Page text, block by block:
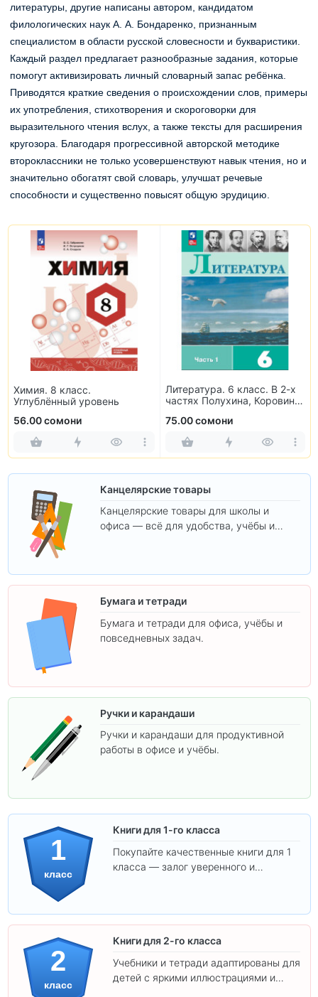
литературы, другие написаны автором, кандидатом
филологических наук А. А. Бондаренко, признанным
специалистом в области русской словесности и букваристики.
Каждый раздел предлагает разнообразные задания, которые
помогут активизировать личный словарный запас ребёнка.
Приводятся краткие сведения о происхождении слов, примеры
их употребления, стихотворения и скороговорки для
выразительного чтения вслух, а также тексты для расширения
кругозора. Благодаря прогрессивной авторской методике
второклассники не только усовершенствуют навык чтения, но и
значительно обогатят свой словарь, улучшат речевые
способности и существенно повысят общую эрудицию.
Химия. 8 класс.
Углублённый уровень
56.00 сомони
Литература. 6 класс. В 2-х
частях Полухина, Коровина,
75.00 сомони
Канцелярские товары
Канцелярские товары для школы и
офиса — всё для удобства, учёбы и
Бумага и тетради
Бумага и тетради для офиса, учёбы и
повседневных задач.
Ручки и карандаши
Ручки и карандаши для продуктивной
работы в офисе и учёбы.
1
класс
Книги для 1-го класса
Покупайте качественные книги для 1
класса — залог уверенного и
2
класс
Книги для 2-го класса
Учебники и тетради адаптированы для
детей с яркими иллюстрациями и